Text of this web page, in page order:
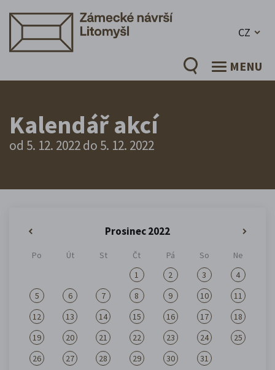
CZ
MENU
Kalendář akcí
od 5. 12. 2022 do 5. 12. 2022
Prosinec 2022
Po Út St Čt Pá So
Ne
1
2 3
4
5
6 7 8 9 10
11
12
13 14 15 16 17
18
19
20 21 22 23 24
25
26
27 28 29 30 31